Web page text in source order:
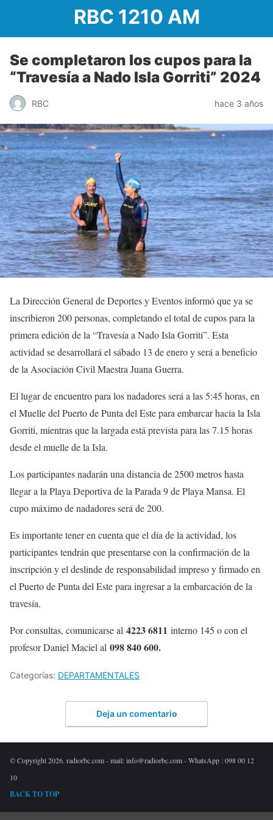
RBC 1210 AM
Se completaron los cupos para la
“Travesía a Nado Isla Gorriti” 2024
RBC hace 3 años
La Dirección General de Deportes y Eventos informó que ya se
inscribieron 200 personas, completando el total de cupos para la
primera edición de la “Travesía a Nado Isla Gorriti”. Esta
actividad se desarrollará el sábado 13 de enero y será a beneficio
de la Asociación Civil Maestra Juana Guerra.
El lugar de encuentro para los nadadores será a las 5:45 horas, en
el Muelle del Puerto de Punta del Este para embarcar hacia la Isla
Gorriti, mientras que la largada está prevista para las 7.15 horas
desde el muelle de la Isla.
Los participantes nadarán una distancia de 2500 metros hasta
llegar a la Playa Deportiva de la Parada 9 de Playa Mansa. El
cupo máximo de nadadores será de 200.
Es importante tener en cuenta que el día de la actividad, los
participantes tendrán que presentarse con la confirmación de la
inscripción y el deslinde de responsabilidad impreso y firmado en
el Puerto de Punta del Este para ingresar a la embarcación de la
travesía.
Por consultas, comunicarse al 4223 6811 interno 145 o con el
profesor Daniel Maciel al 098 840 600.
Categorías: DEPARTAMENTALES
Deja un comentario
© Copyright 2026. radiorbc.com - mail: info@radiorbc.com - WhatsApp : 098 00 12
10
BACK TO TOP